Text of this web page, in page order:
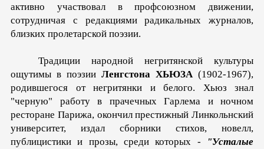
активно участвовал в профсоюзном дви­жении,
сотрудничая с редакциями радикальных журналов,
близких пролетарской поэзии.
Традиции народной негритянской культуры
ощутимы в по­эзии Ленгстона ХЬЮЗА(1902-1967),
родившегося от негритян­ки и белого. Хьюз знал
"черную" работу в прачечных Гарлема и ночном
ресторане Парижа, окончил престижный Линкольнский
университет, издал сборники стихов, новелл,
публицистики и прозы, среди которых -
"Усталые